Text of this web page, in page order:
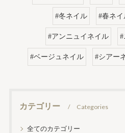
#冬ネイル #春ネイ
#アンニュイネイル #
#ベージュネイル #シアー
カテゴリー Categories
全てのカテゴリー